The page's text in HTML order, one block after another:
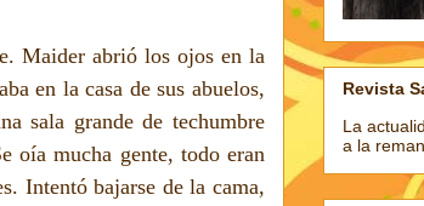
Maider abrió los ojos en la
en la casa de sus abuelos,
sala grande de techumbre
oía mucha gente, todo eran
Intentó bajarse de la cama,
Revista
La
a la